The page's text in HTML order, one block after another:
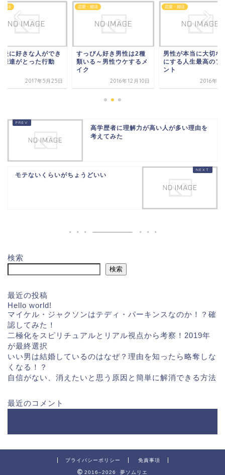
婚活
後に好きな人ができ
様達がとった行動
2017年5月25日
恋愛・婚活
すっぴん好き男性は2種
類いる～男性ウケするメ
イク
2016年12月10日
恋愛・婚活
男性が本当に大切な
にする人生最高のプ
ント
2016年8
高学歴者に理解力が高い人が多い理由を
考えてみた
モテないくらいがちょうどいい
検索
検索
最近の投稿
Hello world!
マイケル・ジャクソンはテディ・パーキンスなのか！？確
認してみた！
二極化をスピリチュアルとリアル視点から考察！2019年
が最終選択
いい男は結婚しているのはなぜ？理由を知ったら略奪しな
くなる！？
自信がない、消えたいと思う原因と簡単に解消できる方法
最近のコメント
プライバシーポリシー 免責事項
2016–2026 夢ソムリエ